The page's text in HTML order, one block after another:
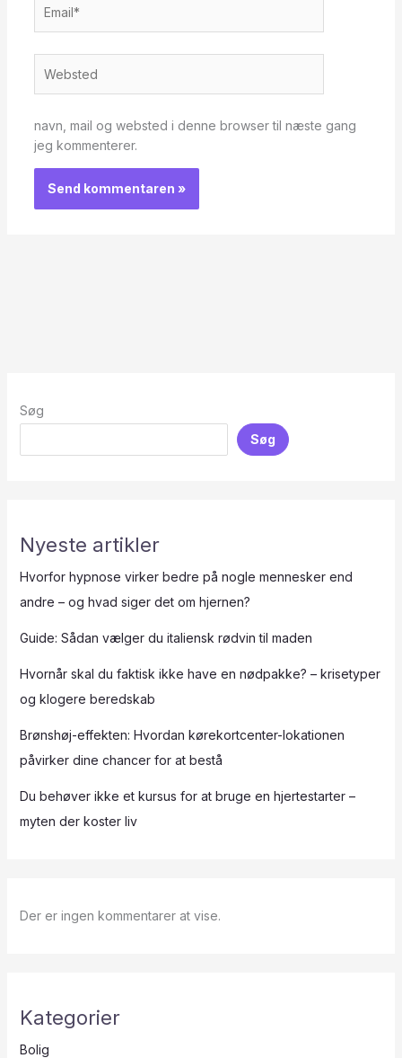
navn, mail og websted i denne browser til næste gang
jeg kommenterer.
Søg
Søg
Nyeste artikler
Hvorfor hypnose virker bedre på nogle mennesker end
andre – og hvad siger det om hjernen?
Guide: Sådan vælger du italiensk rødvin til maden
Hvornår skal du faktisk ikke have en nødpakke? – krisetyper
og klogere beredskab
Brønshøj-effekten: Hvordan kørekortcenter-lokationen
påvirker dine chancer for at bestå
Du behøver ikke et kursus for at bruge en hjertestarter –
myten der koster liv
Der er ingen kommentarer at vise.
Kategorier
Bolig